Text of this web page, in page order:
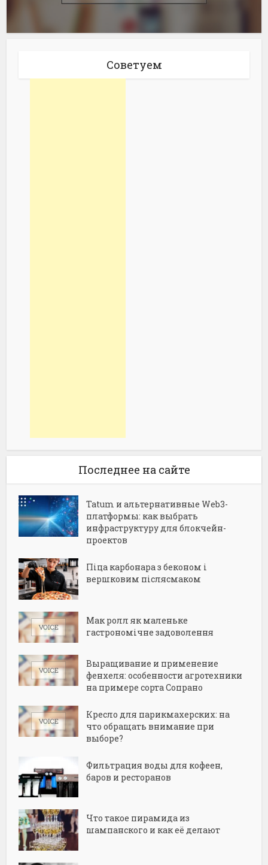
Советуем
Последнее на сайте
Tatum и альтернативные Web3-
платформы: как выбрать
инфраструктуру для блокчейн-
проектов
Піца карбонара з беконом і
вершковим післясмаком
Мак ролл як маленьке
гастрономічне задоволення
Выращивание и применение
фенхеля: особенности агротехники
на примере сорта Сопрано
Кресло для парикмахерских: на
что обращать внимание при
выборе?
Фильтрация воды для кофеен,
баров и ресторанов
Что такое пирамида из
шампанского и как её делают